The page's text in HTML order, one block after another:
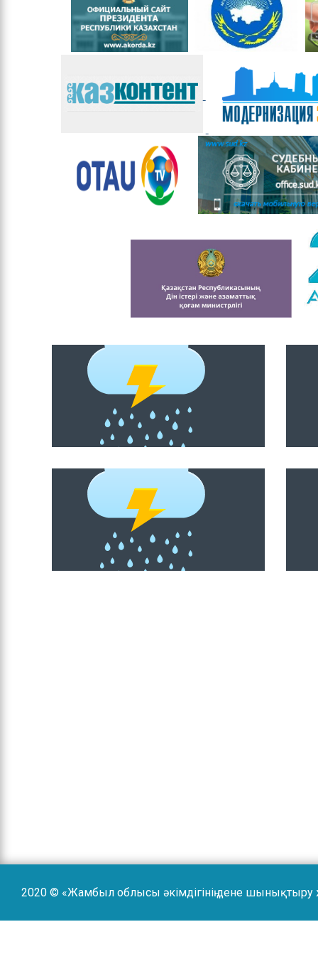
2020 © «Жамбыл облысы әкімдігінің дене